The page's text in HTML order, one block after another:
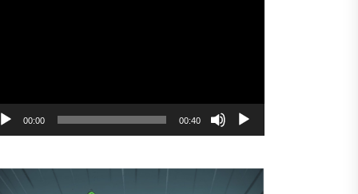
00:00 00:40